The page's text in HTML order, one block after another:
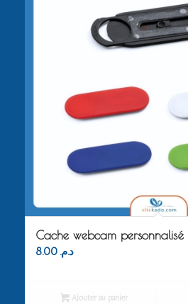
Cache webcam
د.م. 8.00
Ajouter au panier